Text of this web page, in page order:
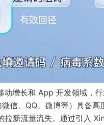
动增长和 App 开发领域，
信、QQ、微博等）具备
拉新流量流失。通过引入